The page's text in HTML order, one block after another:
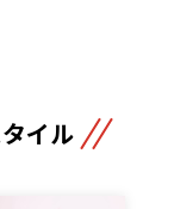
イル